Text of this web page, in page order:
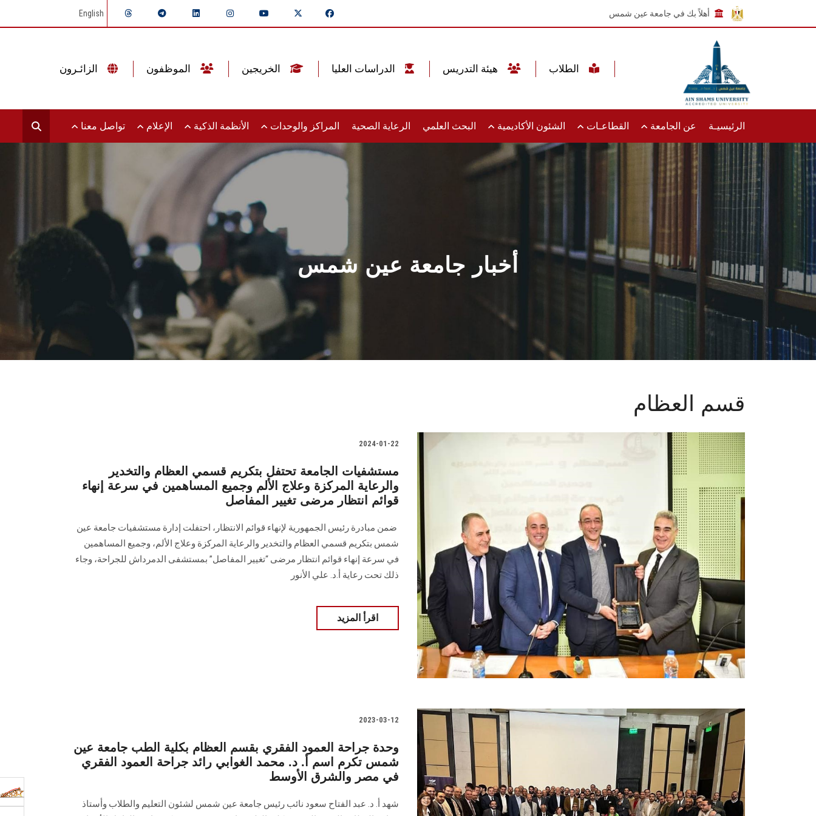
أهلاً بك في جامعة عين شمس English
الرئيسيـة عن الجامعة القطاعـات الشئون الأكاديمية البحث العلمي الرعاية الصحية المراكز والوحدات الأنظمة الذكية الإعلام تواصل معنا
أخبار جامعة عين شمس
قسم العظام
2024-01-22
مستشفيات الجامعة تحتفل بتكريم قسمي العظام والتخدير
والرعاية المركزة وعلاج الألم وجميع المساهمين في سرعة إنهاء
قوائم انتظار مرضى تغيير المفاصل
‎ ‎ضمن مبادرة رئيس الجمهورية لإنهاء قوائم الانتظار، احتفلت إدارة مستشفيات جامعة ‏عين
شمس بتكريم قسمي العظام والتخدير والرعاية المركزة وعلاج الألم، وجميع المساهمين
في ‏سرعة إنهاء قوائم انتظار مرضى “تغيير المفاصل” بمستشفى الدمرداش للجراحة، وجاء
ذلك تحت رعاية أ.د. علي الأنور ‏
اقرأ المزيد
2023-03-12
وحدة جراحة العمود الفقري بقسم العظام بكلية الطب جامعة عين
شمس تكرم اسم أ. د. محمد الغوابي رائد جراحة العمود الفقري
في مصر والشرق الأوسط
شهد أ. د. عبد الفتاح سعود نائب رئيس جامعة عين شمس لشئون التعليم والطلاب وأستاذ